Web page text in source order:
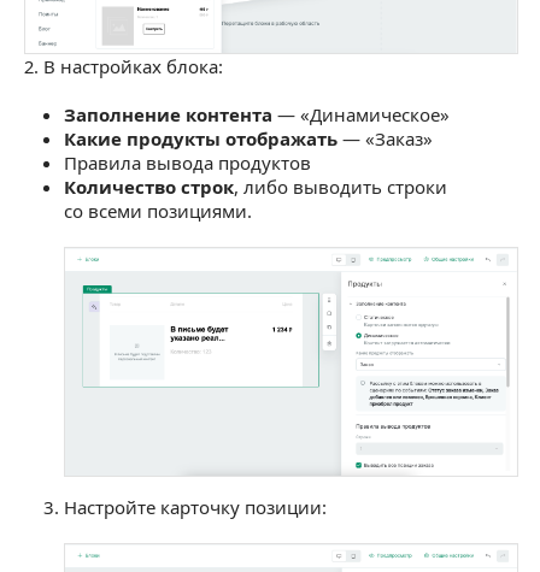
2. В настройках блока:
Заполнение контента — «Динамическое»
Какие продукты отображать — «Заказ»
Правила вывода продуктов
Количество строк, либо выводить строки
со всеми позициями.
Настройте карточку позиции: